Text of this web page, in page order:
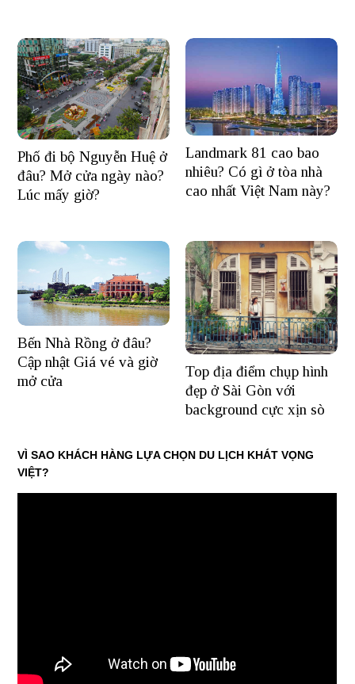
Phố đi bộ Nguyễn Huệ ở
đâu? Mở cửa ngày nào?
Lúc mấy giờ?
Landmark 81 cao bao
nhiêu? Có gì ở tòa nhà
cao nhất Việt Nam này?
Bến Nhà Rồng ở đâu?
Cập nhật Giá vé và giờ
mở cửa
Top địa điểm chụp hình
đẹp ở Sài Gòn với
background cực xịn sò
VÌ SAO KHÁCH HÀNG LỰA CHỌN DU LỊCH KHÁT VỌNG
VIỆT?